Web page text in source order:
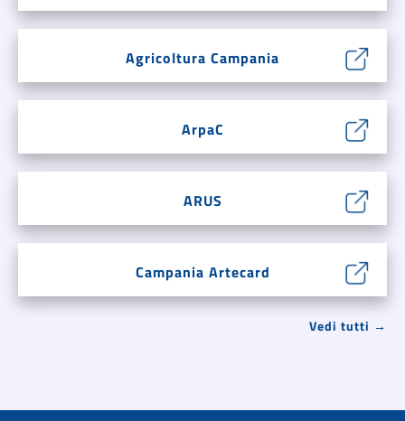
Agricoltura Campania
ArpaC
ARUS
Campania Artecard
Vedi tutti →